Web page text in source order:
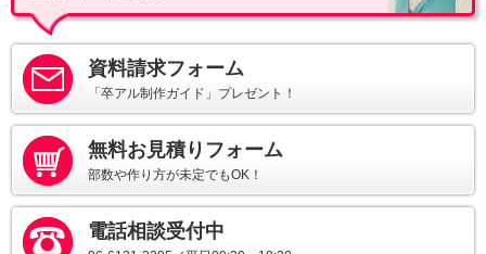
資料請求フォーム
「卒アル制作ガイド」プレゼント！
無料お見積りフォーム
部数や作り方が未定でもOK！
電話相談受付中